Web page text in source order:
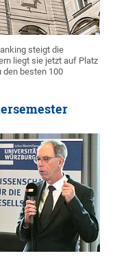
steigt die
liegt sie jetzt auf Platz
den besten 100